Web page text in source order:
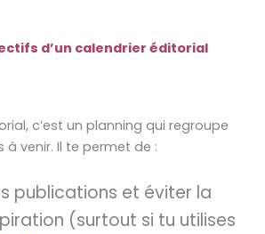
d’un calendrier éditorial
c’est un planning qui regroupe
venir. Il te permet de :
publications et éviter la
(surtout si tu utilises